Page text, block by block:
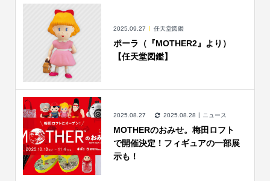
2025.09.27 任天堂図鑑
ポーラ（『MOTHER2』より）
【任天堂図鑑】
2025.08.27 2025.08.28 ニュース
MOTHERのおみせ。梅田ロフト
で開催決定！フィギュアの一部展
示も！